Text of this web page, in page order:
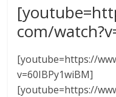
com/
[youtube=https://
v=60IBPy1wiBM]
[youtube=https://